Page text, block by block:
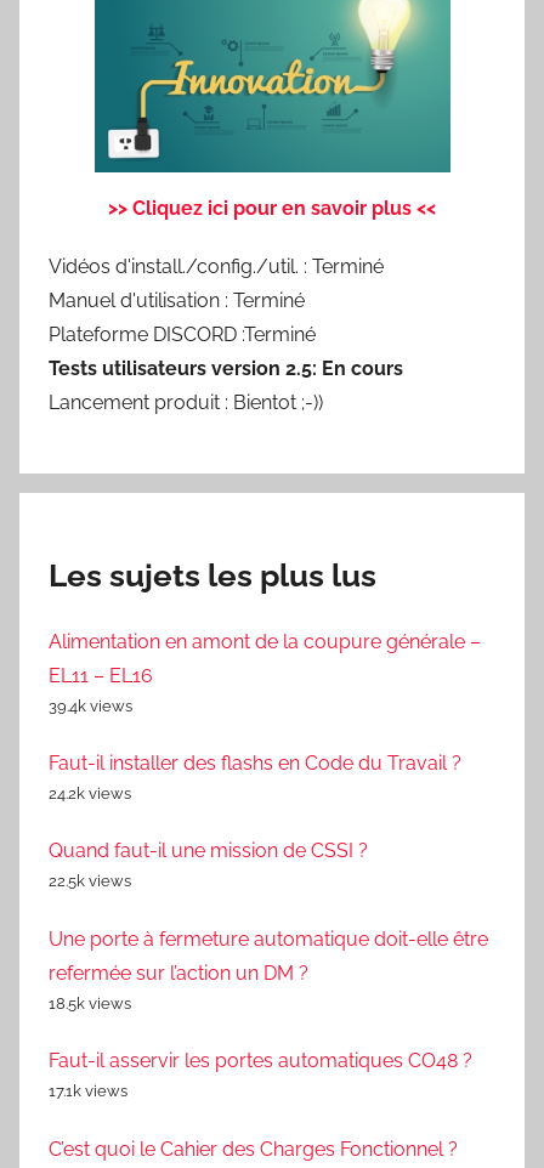
>> Cliquez ici pour en savoir plus <<
Vidéos d'install./config./util. : Terminé
Manuel d'utilisation : Terminé
Plateforme DISCORD :Terminé
Tests utilisateurs version 2.5: En cours
Lancement produit : Bientot ;-))
Les sujets les plus lus
Alimentation en amont de la coupure générale –
EL11 – EL16
39.4k views
Faut-il installer des flashs en Code du Travail ?
24.2k views
Quand faut-il une mission de CSSI ?
22.5k views
Une porte à fermeture automatique doit-elle être
refermée sur l’action un DM ?
18.5k views
Faut-il asservir les portes automatiques CO48 ?
17.1k views
C’est quoi le Cahier des Charges Fonctionnel ?